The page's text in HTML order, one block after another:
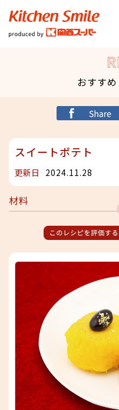
キッチンスマイル
おすす
スイートポテト
更新日 2024.11.28
材料